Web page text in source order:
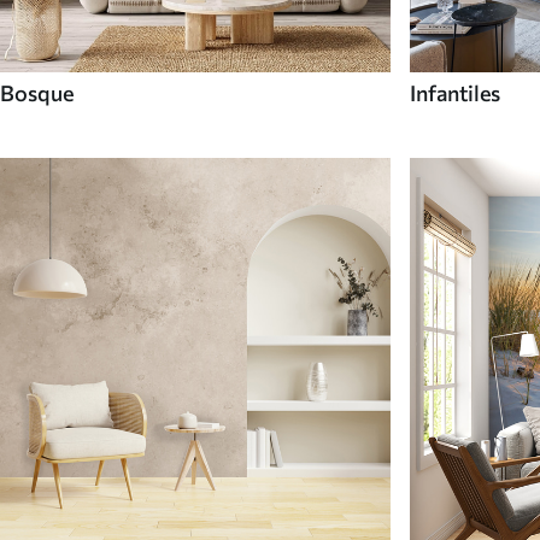
Bosque Infantiles